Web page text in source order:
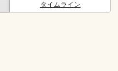
タイムライン